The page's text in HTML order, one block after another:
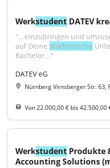
Werkstudent DATEV
"...einzubringen und
auf Deine studentische
Bachelor..."
DATEV eG
Nürnberg Virnsberger Str. 63,
Von 22.000,00 € bis 42.500,00
Werkstudent Produkte
Accounting Solutions